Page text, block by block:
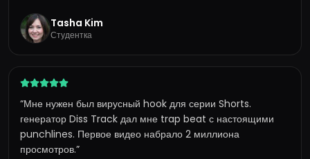
Tasha Kim
Студентка
“Мне нужен был вирусный hook для серии Shorts.
генератор Diss Track дал мне trap beat с настоящими
punchlines. Первое видео набрало 2 миллиона
просмотров.”